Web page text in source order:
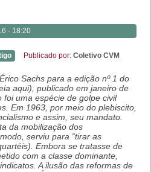
- 18:20
Publicado por: Coletivo CVM
Sachs para a edição nº 1 do
aqui), publicado em janeiro de
uma espécie de golpe civil
Em 1963, por meio do plebiscito,
e assim, seu mandato.
da mobilização dos
serviu para “tirar as
Embora se tratasse de
com a classe dominante,
A ilusão das reformas de